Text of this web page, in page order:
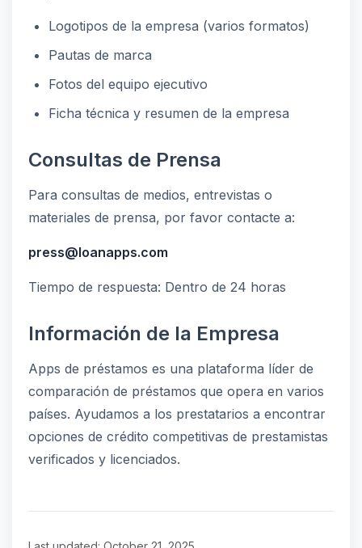
Logotipos de la empresa (varios formatos)
Pautas de marca
Fotos del equipo ejecutivo
Ficha técnica y resumen de la empresa
Consultas de Prensa
Para consultas de medios, entrevistas o
materiales de prensa, por favor contacte a:
press@loanapps.com
Tiempo de respuesta: Dentro de 24 horas
Información de la Empresa
Apps de préstamos es una plataforma líder de
comparación de préstamos que opera en varios
países. Ayudamos a los prestatarios a encontrar
opciones de crédito competitivas de prestamistas
verificados y licenciados.